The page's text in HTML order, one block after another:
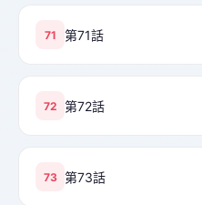
71 第71話
72 第72話
73 第73話